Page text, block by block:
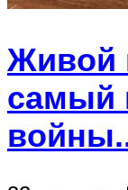
Живой
самый